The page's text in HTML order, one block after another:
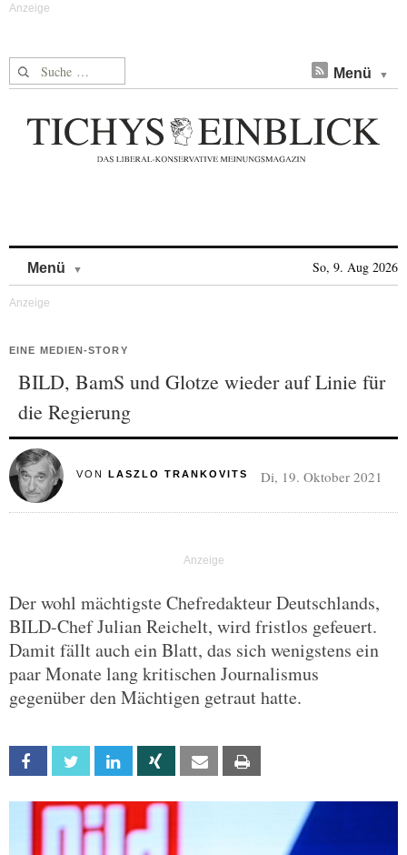
Suche nach: Menü
Menü So, 9. Aug 2026
EINE MEDIEN-STORY
BILD, BamS und Glotze wieder auf Linie für
die Regierung
VON LASZLO TRANKOVITS Di, 19. Oktober 2021
Der wohl mächtigste Chefredakteur Deutschlands,
BILD-Chef Julian Reichelt, wird fristlos gefeuert.
Damit fällt auch ein Blatt, das sich wenigstens ein
paar Monate lang kritischen Journalismus
gegenüber den Mächtigen getraut hatte.
Facebook Twitter Linkedin Xing Email